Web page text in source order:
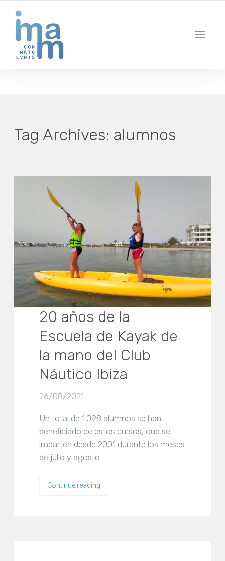
IBIZA · MADRID · BARCELONA
Tag Archives: alumnos
20 años de la
Escuela de Kayak de
la mano del Club
Náutico Ibiza
26/08/2021
Un total de 1.098 alumnos se han
beneficiado de estos cursos, que se
imparten desde 2001 durante los meses
de julio y agosto…
Continue reading